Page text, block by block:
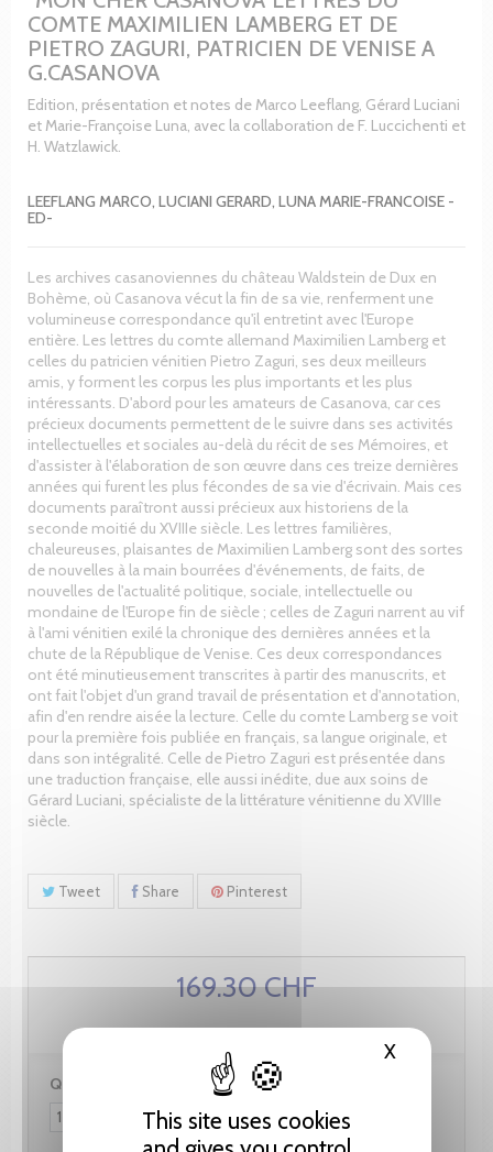
This site uses cookies
XHide
COMTE MAXIMILIEN LAMBERG ET DE
PIETRO ZAGURI, PATRICIEN DE VENISE A
G.CASANOVA
Edition, présentation et notes de Marco Leeflang, Gérard Luciani
et Marie-Françoise Luna, avec la collaboration de F. Luccichenti et
H. Watzlawick.
LEEFLANG MARCO, LUCIANI GERARD, LUNA MARIE-FRANCOISE -
ED-
Les archives casanoviennes du château Waldstein de Dux en
Bohème, où Casanova vécut la fin de sa vie, renferment une
volumineuse correspondance qu'il entretint avec l'Europe
entière. Les lettres du comte allemand Maximilien Lamberg et
celles du patricien vénitien Pietro Zaguri, ses deux meilleurs
amis, y forment les corpus les plus importants et les plus
intéressants. D'abord pour les amateurs de Casanova, car ces
précieux documents permettent de le suivre dans ses activités
intellectuelles et sociales au-delà du récit de ses Mémoires, et
d'assister à l'élaboration de son œuvre dans ces treize dernières
années qui furent les plus fécondes de sa vie d'écrivain. Mais ces
documents paraîtront aussi précieux aux historiens de la
seconde moitié du XVIIIe siècle. Les lettres familières,
chaleureuses, plaisantes de Maximilien Lamberg sont des sortes
de nouvelles à la main bourrées d'événements, de faits, de
nouvelles de l'actualité politique, sociale, intellectuelle ou
mondaine de l'Europe fin de siècle ; celles de Zaguri narrent au vif
à l'ami vénitien exilé la chronique des dernières années et la
chute de la République de Venise. Ces deux correspondances
ont été minutieusement transcrites à partir des manuscrits, et
ont fait l'objet d'un grand travail de présentation et d'annotation,
afin d'en rendre aisée la lecture. Celle du comte Lamberg se voit
pour la première fois publiée en français, sa langue originale, et
dans son intégralité. Celle de Pietro Zaguri est présentée dans
une traduction française, elle aussi inédite, due aux soins de
Gérard Luciani, spécialiste de la littérature vénitienne du XVIIIe
siècle.
Tweet Share Pinterest
169.30 CHF
Quantity: